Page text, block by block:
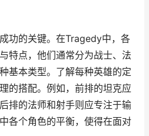
功的关键。在Tragedy中，各
特点，他们通常分为战士、法
基本类型。了解每种英雄的定
的搭配。例如，前排的坦克应
排的法师和射手则应专注于输
各个角色的平衡，使得在面对